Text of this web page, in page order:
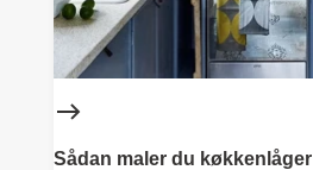
Sådan maler du køkkenlåger